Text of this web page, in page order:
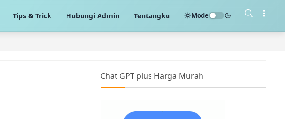
Tips & Trick Hubungi Admin Tentangku Mode
Chat GPT plus Harga Murah